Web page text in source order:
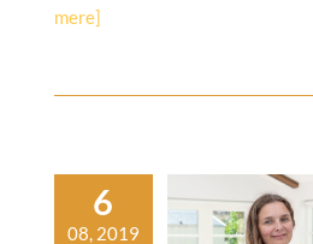
mere]
Sindsro